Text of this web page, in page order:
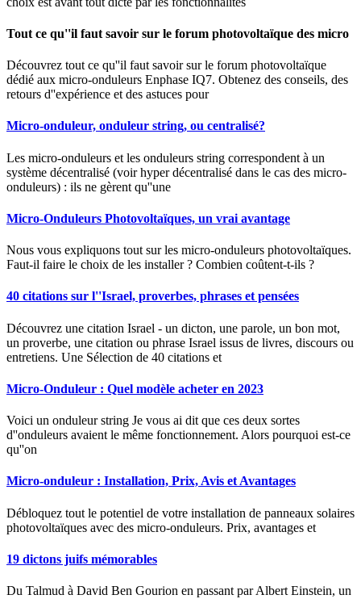
Tout ce qu''il faut savoir sur le forum photovoltaïque des micro
Découvrez tout ce qu''il faut savoir sur le forum photovoltaïque
dédié aux micro-onduleurs Enphase IQ7. Obtenez des conseils, des
retours d''expérience et des astuces pour
Micro-onduleur, onduleur string, ou centralisé?
Les micro-onduleurs et les onduleurs string correspondent à un
système décentralisé (voir hyper décentralisé dans le cas des micro-
onduleurs) : ils ne gèrent qu''une
Micro-Onduleurs Photovoltaïques, un vrai avantage
Nous vous expliquons tout sur les micro-onduleurs photovoltaïques.
Faut-il faire le choix de les installer ? Combien coûtent-t-ils ?
40 citations sur l''Israel, proverbes, phrases et pensées
Découvrez une citation Israel - un dicton, une parole, un bon mot,
un proverbe, une citation ou phrase Israel issus de livres, discours ou
entretiens. Une Sélection de 40 citations et
Micro-Onduleur : Quel modèle acheter en 2023
Voici un onduleur string Je vous ai dit que ces deux sortes
d''onduleurs avaient le même fonctionnement. Alors pourquoi est-ce
qu''on
Micro-onduleur : Installation, Prix, Avis et Avantages
Débloquez tout le potentiel de votre installation de panneaux solaires
photovoltaïques avec des micro-onduleurs. Prix, avantages et
19 dictons juifs mémorables
Du Talmud à David Ben Gourion en passant par Albert Einstein, un